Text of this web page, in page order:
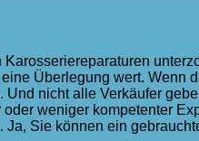
Überlegung wert. Wenn
nicht alle Verkäufer
weniger kompetenter
Sie können ein